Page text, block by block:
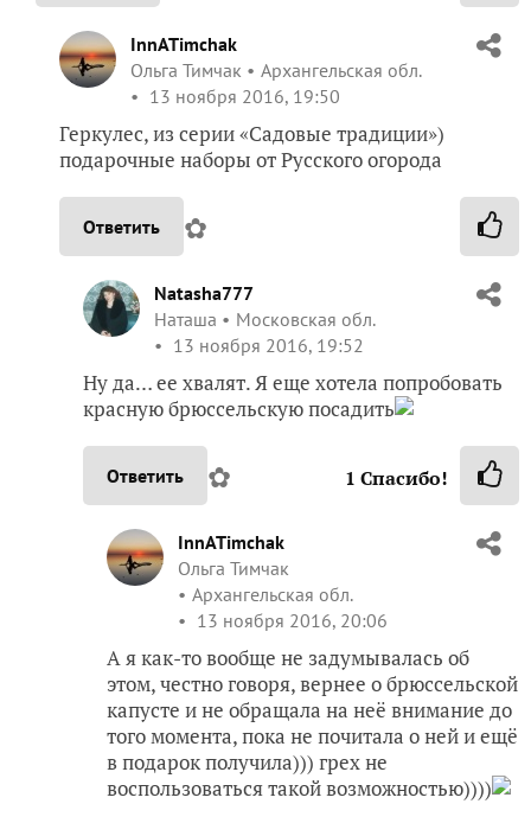
InnATimchak
Ольга Тимчак
Архангельская обл.
13 ноября 2016, 19:50
Геркулес, из серии «Садовые традиции»)
подарочные наборы от Русского огорода
Ответить ✿
Natasha777
Наташа
Московская обл.
13 ноября 2016, 19:52
Ну да… ее хвалят. Я еще хотела попробовать
красную брюссельскую посадить
Ответить ✿ 1 Спасибо!
InnATimchak
Ольга Тимчак
Архангельская обл.
13 ноября 2016, 20:06
А я как-то вообще не задумывалась об
этом, честно говоря, вернее о брюссельской
капусте и не обращала на неё внимание до
того момента, пока не почитала о ней и ещё
в подарок получила))) грех не
воспользоваться такой возможностью))))